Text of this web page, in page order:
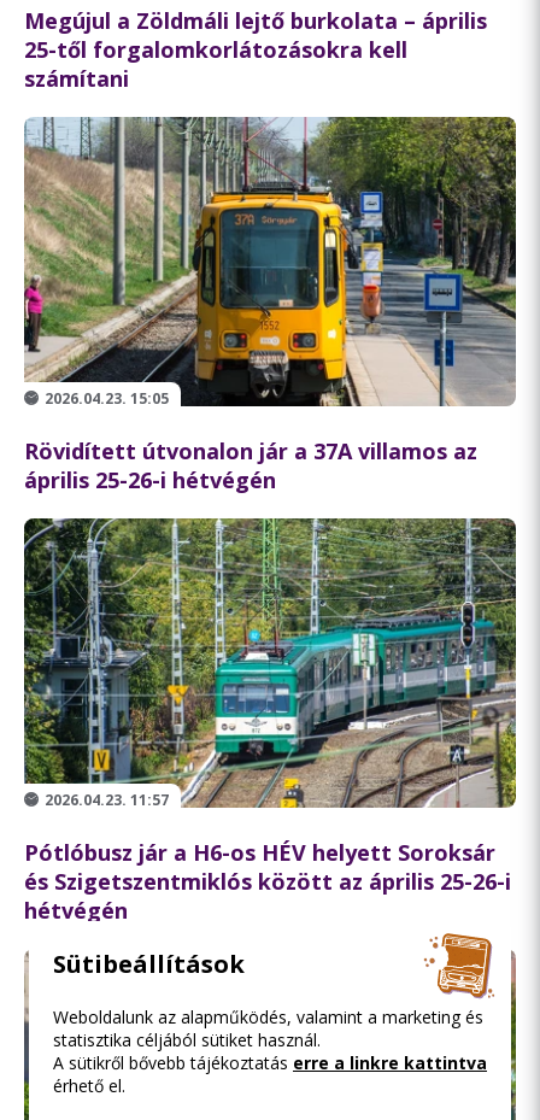
Megújul a Zöldmáli lejtő burkolata – április
25-től forgalomkorlátozásokra kell
számítani
2026.04.23. 15:05
Rövidített útvonalon jár a 37A villamos az
április 25-26-i hétvégén
2026.04.23. 11:57
Pótlóbusz jár a H6-os HÉV helyett Soroksár
és Szigetszentmiklós között az április 25-26-i
hétvégén
Sütibeállítások
Weboldalunk az alapműködés, valamint a marketing és
statisztika céljából sütiket használ.
A sütikről bővebb tájékoztatás erre a linkre kattintva
érhető el.